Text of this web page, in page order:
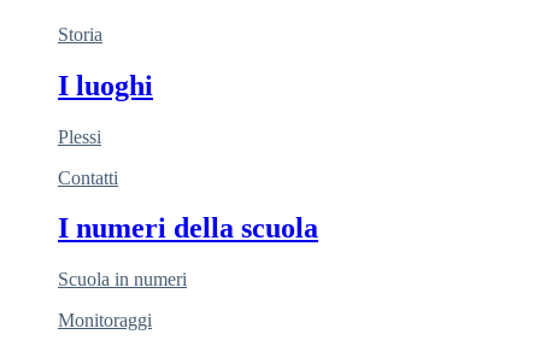
Storia
I luoghi
Plessi
Contatti
I numeri della scuola
Scuola in numeri
Monitoraggi